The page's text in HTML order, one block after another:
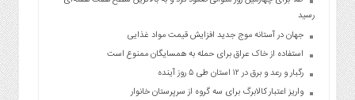
رسید
جهان در آستانه موج جدید افزایش قیمت مواد غذایی
استفاده از خاک عراق برای حمله به همسایگان ممنوع است
رگبار و رعد و برق در ۱۲ استان طی ۵ روز آینده
واریز اعتبار کالابرگ برای سه گروه از سرپرستان خانوار